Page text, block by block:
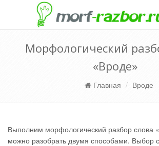
Морфологический
«Вроде»
Главная Вроде
Выполним морфологический разбор слова
можно разобрать двумя способами. Выбор